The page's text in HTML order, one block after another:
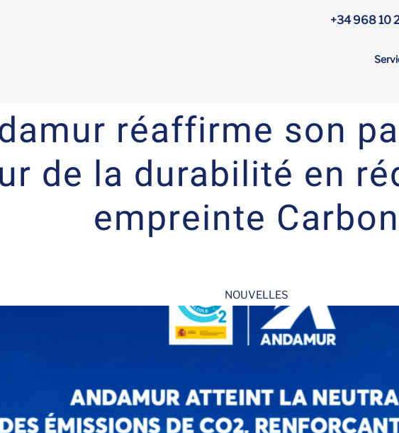
+34 968 10
réaffirme son
de la durabilité en
empreinte
NOUVELLES